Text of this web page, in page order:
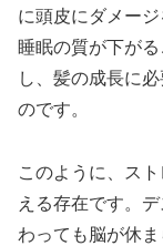
に頭皮にダメー
睡眠の質が下が
し、髪の成長に
のです。
このように、ス
える存在です。
わっても脳が休